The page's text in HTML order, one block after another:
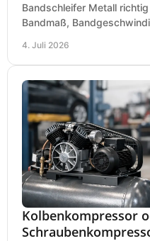
Bandschleifer Metall
Bandmaß,
4. Juli 2026
Kolbenkompressor